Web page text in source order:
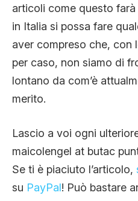
articoli come questo
in Italia si possa fare
aver compreso che, con
per caso, non siamo di
lontano da com’è
merito.
Lascio a voi ogni
maicolengel at butac
Se ti è piaciuto l’articolo,
su PayPal! Può bastare